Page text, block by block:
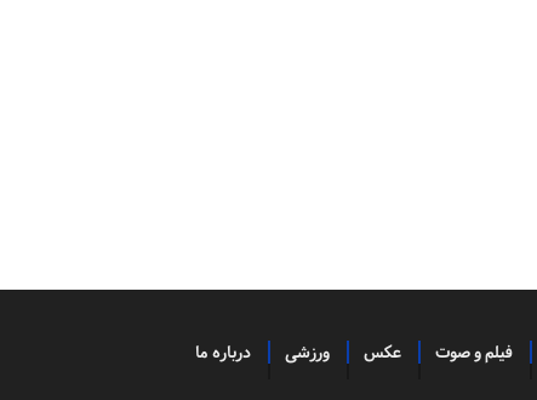
فیلم و صوت عکس ورزشی درباره ما